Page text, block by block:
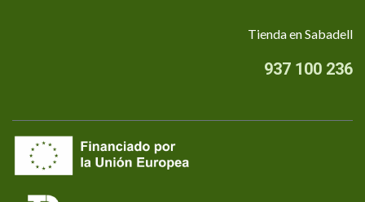
Tienda en Sabadell
937 100 236